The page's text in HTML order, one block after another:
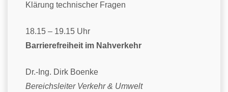
Klärung technischer Fragen
18.15 – 19.15 Uhr
Barrierefreiheit im Nahverkehr
Dr.-Ing. Dirk Boenke
Bereichsleiter Verkehr & Umwelt